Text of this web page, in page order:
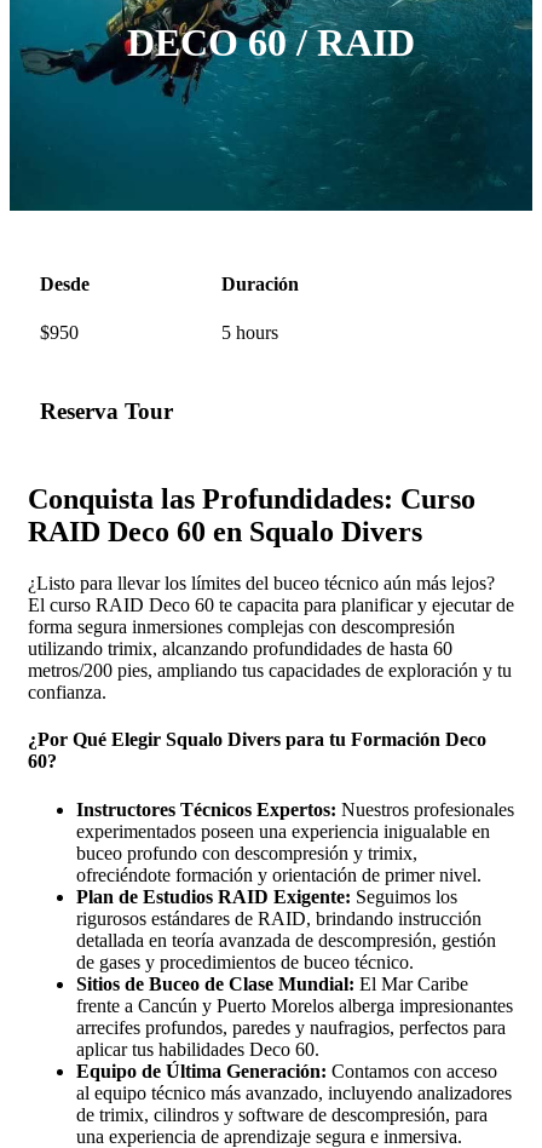
DECO 60 / RAID
Desde
$950
Duración
5 hours
Reserva Tour
Conquista las Profundidades: Curso
RAID Deco 60 en Squalo Divers
¿Listo para llevar los límites del buceo técnico aún más lejos?
El curso RAID Deco 60 te capacita para planificar y ejecutar de
forma segura inmersiones complejas con descompresión
utilizando trimix, alcanzando profundidades de hasta 60
metros/200 pies, ampliando tus capacidades de exploración y tu
confianza.
¿Por Qué Elegir Squalo Divers para tu Formación Deco
60?
Instructores Técnicos Expertos: Nuestros profesionales
experimentados poseen una experiencia inigualable en
buceo profundo con descompresión y trimix,
ofreciéndote formación y orientación de primer nivel.
Plan de Estudios RAID Exigente: Seguimos los
rigurosos estándares de RAID, brindando instrucción
detallada en teoría avanzada de descompresión, gestión
de gases y procedimientos de buceo técnico.
Sitios de Buceo de Clase Mundial: El Mar Caribe
frente a Cancún y Puerto Morelos alberga impresionantes
arrecifes profundos, paredes y naufragios, perfectos para
aplicar tus habilidades Deco 60.
Equipo de Última Generación: Contamos con acceso
al equipo técnico más avanzado, incluyendo analizadores
de trimix, cilindros y software de descompresión, para
una experiencia de aprendizaje segura e inmersiva.